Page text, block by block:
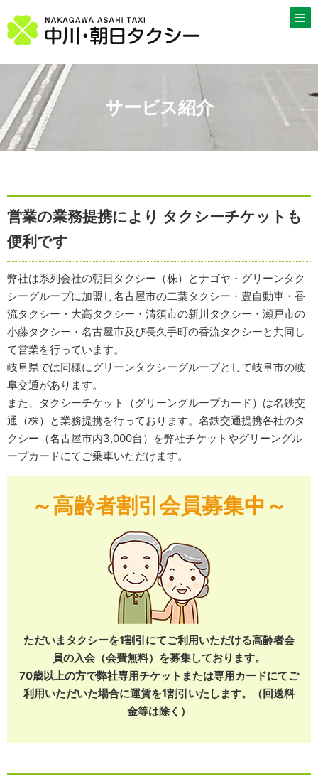
サービス紹介
営業の業務提携により タクシーチケットも
便利です
弊社は系列会社の朝日タクシー（株）とナゴヤ・グリーンタク
シーグループに加盟し名古屋市の二葉タクシー・豊自動車・香
流タクシー・大高タクシー・清須市の新川タクシー・瀬戸市の
小藤タクシー・名古屋市及び長久手町の香流タクシーと共同し
て営業を行っています。
岐阜県では同様にグリーンタクシーグループとして岐阜市の岐
阜交通があります。
また、タクシーチケット（グリーングループカード）は名鉄交
通（株）と業務提携を行っております。名鉄交通提携各社のタ
クシー（名古屋市内3,000台）を弊社チケットやグリーングル
ープカードにてご乗車いただけます。
～高齢者割引会員募集中～
ただいまタクシーを1割引にてご利用いただける高齢者会
員の入会（会費無料）を募集しております。
70歳以上の方で弊社専用チケットまたは専用カードにてご
利用いただいた場合に運賃を1割引いたします。（回送料
金等は除く）